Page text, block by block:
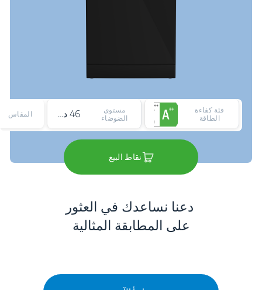
فئة كفاءة
الطاقة
مستوى
الضوضاء
46 ديسيبل المقاس
نقاط البيع
دعنا نساعدك في العثور
على المطابقة المثالية